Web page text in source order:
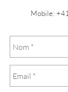
Mobile: